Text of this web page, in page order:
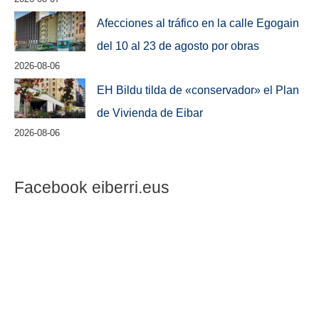
Afecciones al tráfico en la calle Egogain
del 10 al 23 de agosto por obras
2026-08-06
EH Bildu tilda de «conservador» el Plan
de Vivienda de Eibar
2026-08-06
Facebook eiberri.eus